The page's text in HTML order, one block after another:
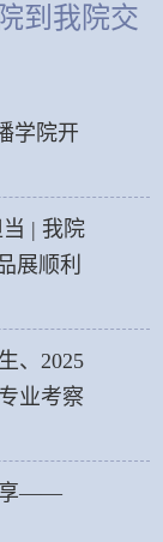
到我院交
学院开
| 我院
展顺利
、2025
业考察
享——